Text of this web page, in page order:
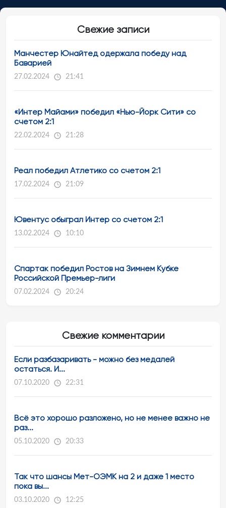
Свежие записи
Манчестер Юнайтед одержала победу над
Баварией
27.02.2024 21:41
«Интер Майами» победил «Нью-Йорк Сити» со
счетом 2:1
22.02.2024 21:28
Реал победил Атлетико со счетом 2:1
17.02.2024 21:09
Ювентус обыграл Интер со счетом 2:1
13.02.2024 10:10
Спартак победил Ростов на Зимнем Кубке
Российской Премьер-лиги
07.02.2024 20:24
Свежие комментарии
Если разбазаривать - можно без медалей
остаться. И...
07.10.2020 22:31
Всё это хорошо разложено, но не менее важно не
раз...
05.10.2020 20:33
Так что шансы Мет-ОЭМК на 2 и даже 1 место
пока вы...
03.10.2020 12:25